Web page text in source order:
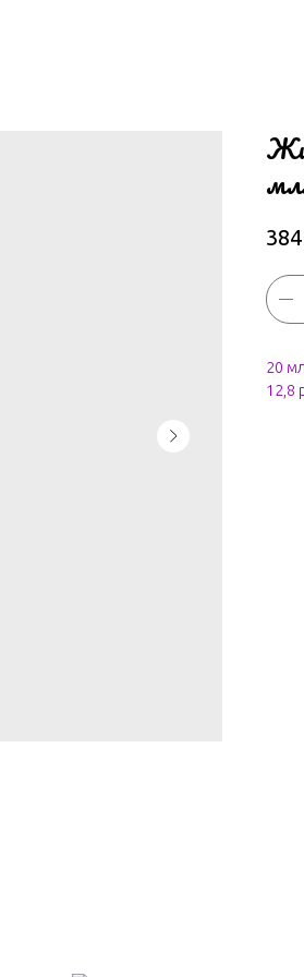
384
20
12,8